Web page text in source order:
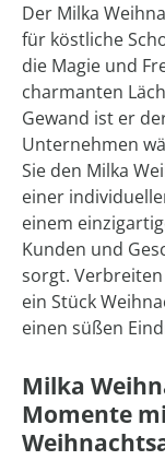
Der Milka
für köstliche
die Magie und
charmanten
Gewand ist er
Unternehmen
Sie den Milka
einer
einem
Kunden und
sorgt.
ein Stück
einen süßen
Milka
Momente